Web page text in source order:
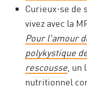
Curieux·se de
vivez avec la
Pour l'amour
polykystique
rescousse ,
nutritionnel